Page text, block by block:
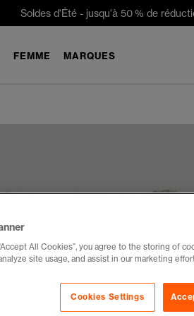
Soldes d'Été -jusqu'à 50 % de
FEMME MARQUES
All Cookies”, you agree to the storing of
site usage, and assist in our marketing
Cookies Settings